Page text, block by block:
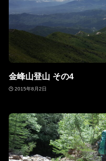
金峰山登山 その4
2015年8月2日